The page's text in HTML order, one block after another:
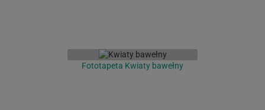
Fototapeta Kwiaty bawełny